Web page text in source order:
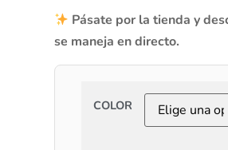
Pásate por la tienda y
se maneja en directo.
COLOR